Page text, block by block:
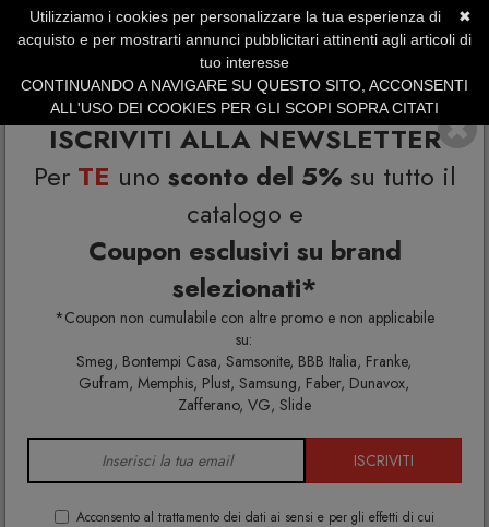
ISCRIVITI ALLA NEWSLETTER
Per TE uno sconto del 5% su tutto il
catalogo e
Coupon esclusivi su brand
selezionati*
*Coupon non cumulabile con altre promo e non applicabile
su:
Smeg, Bontempi Casa, Samsonite, BBB Italia, Franke,
Gufram, Memphis, Plust, Samsung, Faber, Dunavox,
Zafferano, VG, Slide
ISCRIVITI
Acconsento al trattamento dei dati ai sensi e per gli effetti di cui
SERVIZIO CLIENTI +39.0773.470.562
SUMMER SALES | Fino al 31 Agosto
Home
✖
Utilizziamo i cookies per personalizzare la tua esperienza di
acquisto e per mostrarti annunci pubblicitari attinenti agli articoli di
tuo interesse
CONTINUANDO A NAVIGARE SU QUESTO SITO, ACCONSENTI
ALL'USO DEI COOKIES PER GLI SCOPI SOPRA CITATI